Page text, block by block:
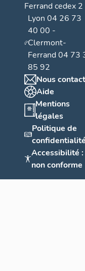
Ferrand cedex 2
Lyon 04 26 73
40 00 -
Clermont-
Ferrand 04 73
85 92
Nous
Aide
Mentions
légales
Politique de
confidentialité
Accessibilité :
non conforme